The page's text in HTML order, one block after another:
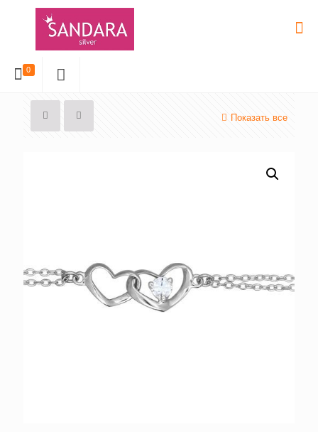
0
Показать все